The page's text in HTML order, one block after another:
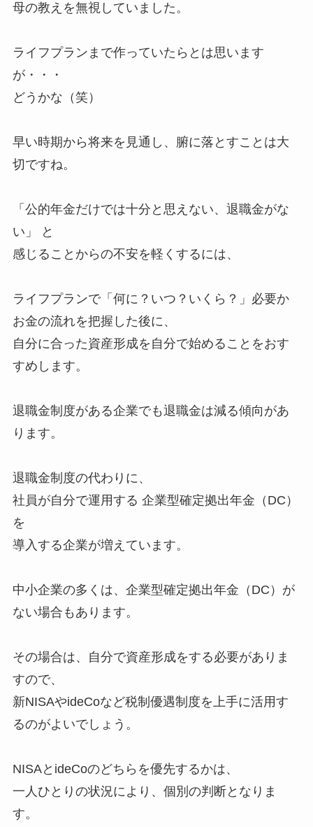
母の教えを無視していました。
ライフプランまで作っていたらとは思います
が・・・
どうかな（笑）
早い時期から将来を見通し、腑に落とすことは大
切ですね。
「公的年金だけでは十分と思えない、退職金がな
い」 と
感じることからの不安を軽くするには、
ライフプランで「何に？いつ？いくら？」必要か
お金の流れを把握した後に、
自分に合った資産形成を自分で始めることをおす
すめします。
退職金制度がある企業でも退職金は減る傾向があ
ります。
退職金制度の代わりに、
社員が自分で運用する 企業型確定拠出年金（DC）
を
導入する企業が増えています。
中小企業の多くは、企業型確定拠出年金（DC）が
ない場合もあります。
その場合は、自分で資産形成をする必要がありま
すので、
新NISAやideCoなど税制優遇制度を上手に活用す
るのがよいでしょう。
NISAとideCoのどちらを優先するかは、
一人ひとりの状況により、個別の判断となりま
す。